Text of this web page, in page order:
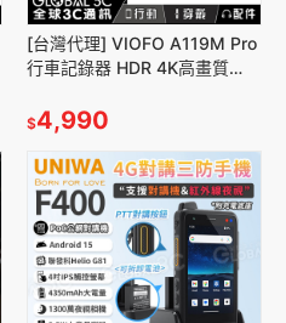
[台灣代理] VIOFO A119M Pro
行車記錄器 HDR 4K高畫質
$4,990